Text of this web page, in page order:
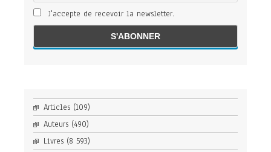
J'accepte de recevoir la newsletter.
Articles (109)
Auteurs (490)
Livres (8 593)